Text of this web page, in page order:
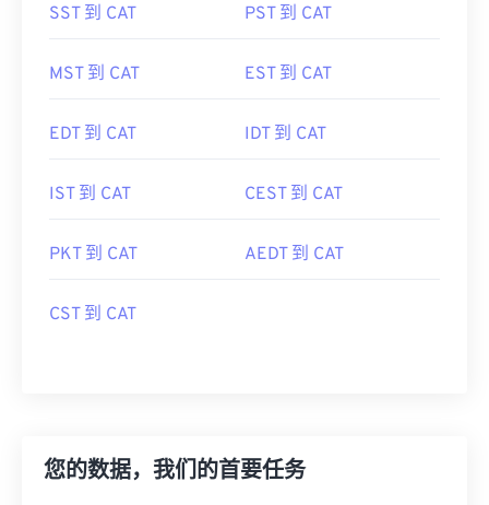
SST 到 CAT PST 到 CAT
MST 到 CAT EST 到 CAT
EDT 到 CAT IDT 到 CAT
IST 到 CAT CEST 到 CAT
PKT 到 CAT AEDT 到 CAT
CST 到 CAT
您的数据，我们的首要任务